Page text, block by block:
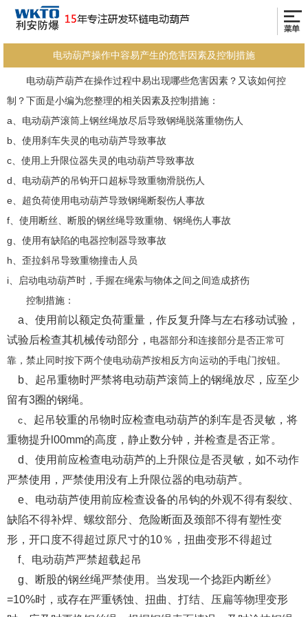
电动葫芦操作中容易产生的危害因素及控制措施
电动葫芦葫芦在操作过程中易出现哪些危害因素？又该如何控
制？下面是小编为您整理的相关因素及控制措施：
a、电动葫芦滚筒上钢丝绳放尽后导致钢绳脱落重物伤人
b、使用刹车失灵的电动葫芦导致事故
c、使用上升限位器失灵的电动葫芦导致事故
d、电动葫芦的吊钩开口超标导致重物滑脱伤人
e、超负荷使用电动葫芦导致钢绳断裂伤人事故
f、使用断丝、断股的钢丝绳导致重物、钢绳伤人事故
g、使用有缺陷的电器控制器导致事故
h、歪拉斜吊导致重物撞击人员
i、启动电动葫芦时，手握在绳索与物体之间之间造成挤伤
控制措施：
a、使用前以额定负荷重量，作反复升降与左右移动试验，
试验后检查其机械传动部分， 电器部分和连接部分是否正常可
靠，禁止同时按下两个使电动葫芦按相反方向运动的手电门按钮。
b、起吊重物时严禁将电动葫芦滚筒上的钢绳放尽，应至少
留有3圈的钢绳。
c 、起吊较重的吊物时应检查电动葫芦的刹车是否灵敏，将
重物提升l00mm的高度，静止数分钟，并检查是否正常。
d、使用前应检查电动葫芦的上升限位是否灵敏，如不动作
严禁使用，严禁使用没有上升限位器的电动葫芦。
e、电动葫芦使用前应检查设备的吊钩的外观不得有裂纹、
缺陷不得补焊、螺纹部分、危险断面及颈部不得有塑性变
形，开口度不得超过原尺寸的10％，扭曲变形不得超过
f、电动葫芦严禁超载起吊
g、断股的钢丝绳严禁使用。当发现一个捻距内断丝》
=10%时，或存在严重锈蚀、扭曲、打结、压扁等物理变形